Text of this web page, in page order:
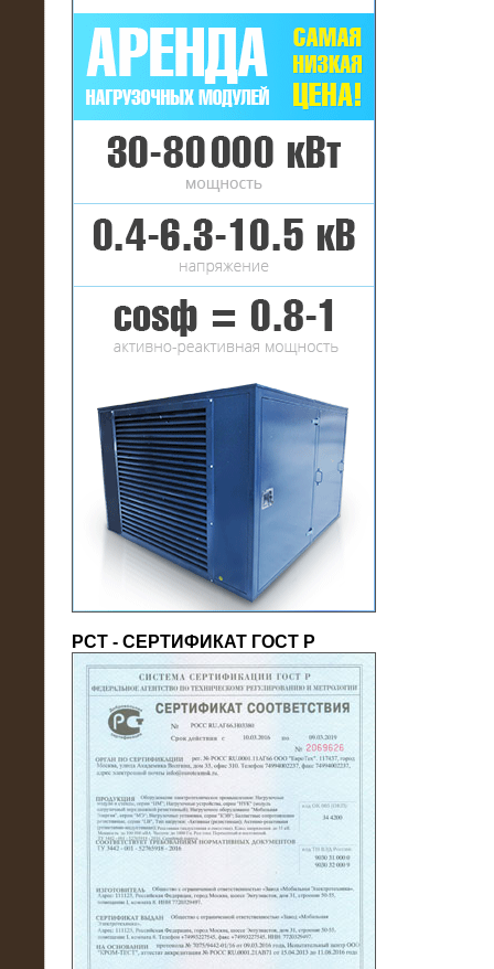
16.01.2017
Аренда нагрузочного комплекса 22
МВт (10 кВ) на газовое
месторождение
17.10.2016
Резистивный высоковольтный
нагрузочный модуль 5 МВт
(напряжение 6/10 кВ)
21.08.2016
На производственное предприятие
модули 20 МВт (0,4 кВ)
РСТ - СЕРТИФИКАТ ГОСТ Р